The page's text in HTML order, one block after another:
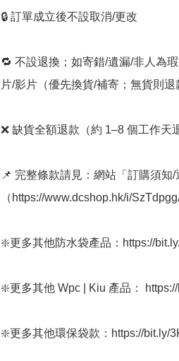
🔒 訂單成立後不設取消/更改
🔁 不設退換；如寄錯/遺漏/非人為
片/影片（優先換貨/補寄；無貨則退
❌ 缺貨全額退款（約 1–8 個工作天
📌 完整條款請見：網站「訂購須知/
（https://www.dcshop.hk/i/
❇️更多其他防水袋產品：https://
❇️更多其他 Wpc | Kiu 產品：
❇️更多其他環保袋款：https://bit.ly/